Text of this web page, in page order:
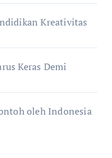
Kreativitas
Keras Demi
oleh Indonesia